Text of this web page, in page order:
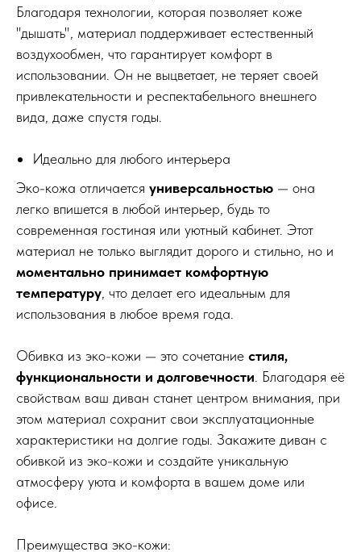
Благодаря технологии, которая позволяет коже
"дышать", материал поддерживает естественный
воздухообмен, что гарантирует комфорт в
использовании. Он не выцветает, не теряет своей
привлекательности и респектабельного внешнего
вида, даже спустя годы.
Идеально для любого интерьера
Эко-кожа отличается универсальностью — она
легко впишется в любой интерьер, будь то
современная гостиная или уютный кабинет. Этот
материал не только выглядит дорого и стильно, но и
моментально принимает комфортную
температуру, что делает его идеальным для
использования в любое время года.
Обивка из эко-кожи — это сочетание стиля,
функциональности и долговечности . Благодаря её
свойствам ваш диван станет центром внимания, при
этом материал сохранит свои эксплуатационные
характеристики на долгие годы. Закажите диван с
обивкой из эко-кожи и создайте уникальную
атмосферу уюта и комфорта в вашем доме или
офисе.
Преимущества эко-кожи: